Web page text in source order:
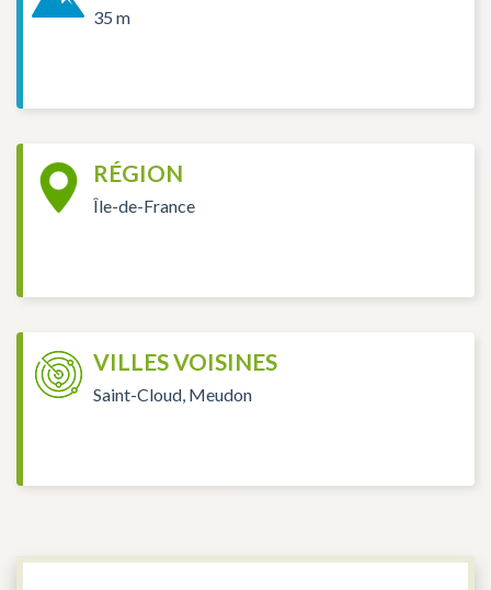
35 m
RÉGION
Île-de-France
VILLES VOISINES
Saint-Cloud, Meudon